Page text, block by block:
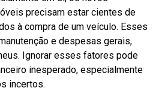
precisam estar cientes de
à compra de um veículo. Esses
e despesas gerais,
Ignorar esses fatores pode
inesperado, especialmente
incertos.